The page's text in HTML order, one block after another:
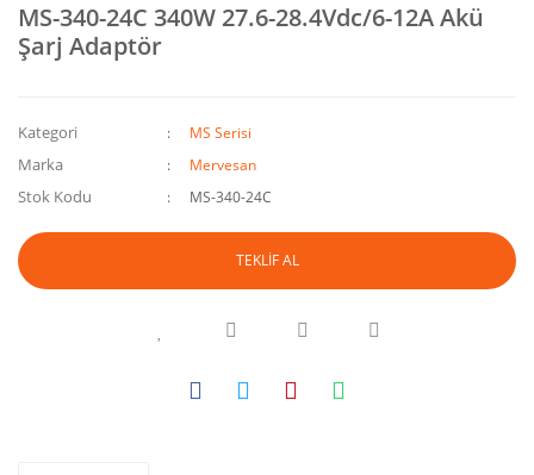
MS-340-24C 340W 27.6-28.4Vdc/6-12A Akü
Şarj Adaptör
Kategori MS Serisi
Marka Mervesan
Stok Kodu MS-340-24C
TEKLİF AL